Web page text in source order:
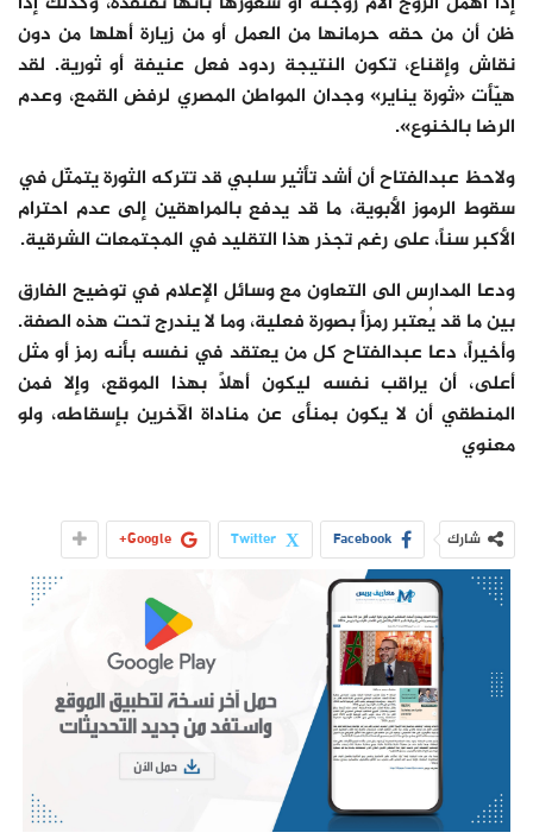
ظن أن من حقه حرمانها من العمل أو من زيارة أهلها من دون
نقاش وإقناع، تكون النتيجة ردود فعل عنيفة أو ثورية. لقد
هيّأت «ثورة يناير» وجدان المواطن المصري لرفض القمع، وعدم
الرضا بالخنوع».
ولاحظ عبدالفتاح أن أشد تأثير سلبي قد تتركه الثورة يتمثّل في
سقوط الرموز الأبوية، ما قد يدفع بالمراهقين إلى عدم احترام
الأكبر سناً، على رغم تجذر هذا التقليد في المجتمعات الشرقية.
ودعا المدارس الى التعاون مع وسائل الإعلام في توضيح الفارق
بين ما قد يُعتبر رمزاً بصورة فعلية، وما لا يندرج تحت هذه الصفة.
وأخيراً، دعا عبدالفتاح كل من يعتقد في نفسه بأنه رمز أو مثل
أعلى، أن يراقب نفسه ليكون أهلاً بهذا الموقع، وإلا فمن
المنطقي أن لا يكون بمنأى عن مناداة الآخرين بإسقاطه، ولو
معنوي
شارك Facebook
Twitter
Google+